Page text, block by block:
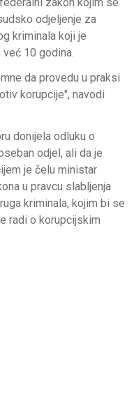
zakon kojim se
odjeljenje za
kriminala koji je
10 godina.
da provedu u praksi
korupcije", navodi
donijela odluku o
odjel, ali da je
je čelu ministar
u pravcu slabljenja
kriminala, kojim bi se
radi o korupcijskim